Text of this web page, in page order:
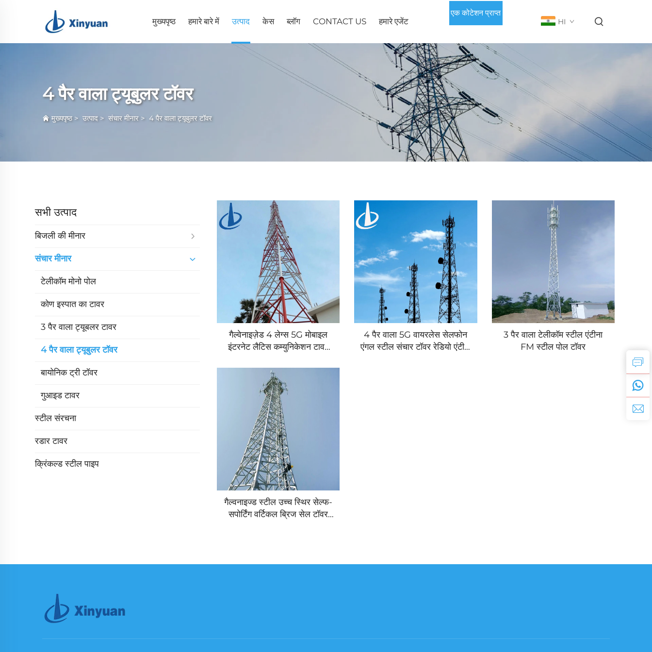
मुख्यपृष्ठ हमारे बारे में उत्पाद केस ब्लॉग CONTACT US हमारे एजेंट
एक कोटेशन प्राप्त
HI
4 पैर वाला ट्यूबुलर टॉवर
मुख्यपृष्ठ> उत्पाद> संचार मीनार> 4 पैर वाला ट्यूबुलर टॉवर
सभी उत्पाद
बिजली की मीनार
संचार मीनार
टेलीकॉम मोनो पोल
कोण इस्पात का टावर
3 पैर वाला ट्यूबलर टावर
4 पैर वाला ट्यूबुलर टॉवर
बायोनिक ट्री टॉवर
गुआइड टावर
स्टील संरचना
रडार टावर
क्रिंकल्ड स्टील पाइप
गैल्वेनाइज़ेड 4 लेग्स 5G मोबाइल
इंटरनेट लैटिस कम्युनिकेशन टावर
टेलीकम्युनिकेशन टावर
4 पैर वाला 5G वायरलेस सेलफोन
एंगल स्टील संचार टॉवर रेडियो एंटीना
3 पैर वाला टेलीकॉम स्टील एंटीना
FM स्टील पोल टॉवर
गैल्वनाइज्ड स्टील उच्च स्थिर सेल्फ-
सपोर्टिंग वर्टिकल ब्रिज सेल टॉवर